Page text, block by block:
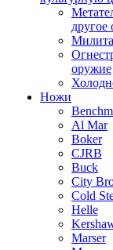
другое
оружие
Ножи
Al Mar
Boker
CJRB
Buck
City
Cold
Helle
Marser